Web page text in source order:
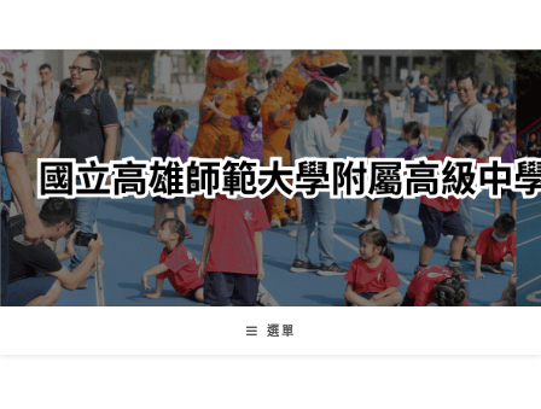
轉
至
主
內
容
選單